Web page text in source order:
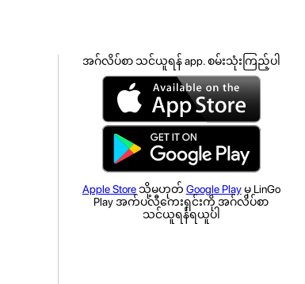
အဂ်လိပ်စာ သင်ယူရန် app. စမ်းသုံးကြည့်ပါ
Apple Storeသို့မဟုတ် Google Playမှ LinGo
Play အက်ပလီကေးရှင်းကို အဂ်လိပ်စာ
သင်ယူရန်ရယူပါ